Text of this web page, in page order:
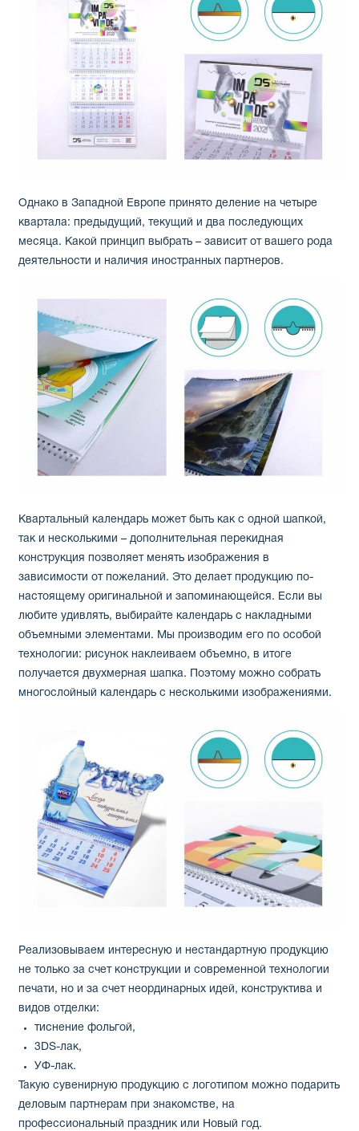
Однако в Западной Европе принято деление на четыре
квартала: предыдущий, текущий и два последующих
месяца. Какой принцип выбрать – зависит от вашего рода
деятельности и наличия иностранных партнеров.
Квартальный календарь может быть как с одной шапкой,
так и несколькими – дополнительная перекидная
конструкция позволяет менять изображения в
зависимости от пожеланий. Это делает продукцию по-
настоящему оригинальной и запоминающейся. Если вы
любите удивлять, выбирайте календарь с накладными
объемными элементами. Мы производим его по особой
технологии: рисунок наклеиваем объемно, в итоге
получается двухмерная шапка. Поэтому можно собрать
многослойный календарь с несколькими изображениями.
Реализовываем интересную и нестандартную продукцию
не только за счет конструкции и современной технологии
печати, но и за счет неординарных идей, конструктива и
видов отделки:
тиснение фольгой,
3DS-лак,
УФ-лак.
Такую сувенирную продукцию с логотипом можно подарить
деловым партнерам при знакомстве, на
профессиональный праздник или Новый год.